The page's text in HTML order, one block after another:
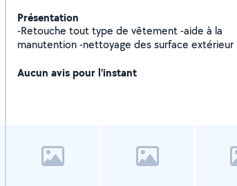
Présentation
-Retouche tout type de vêtement -aide à la
manutention -nettoyage des surface extérieur
(meuble,électroménager ou déménagement) -Service
Aucun avis pour l'instant